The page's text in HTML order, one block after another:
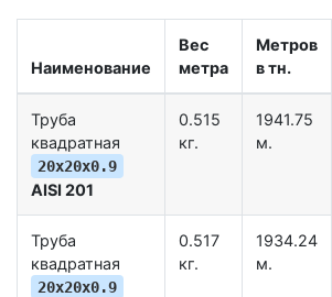
Наименование
Вес
метра
Метров
в тн.
Труба
квадратная
20х20х0.9
AISI 201
0.515
кг.
1941.75
м.
Труба
квадратная
20х20х0.9
0.517
кг.
1934.24
м.